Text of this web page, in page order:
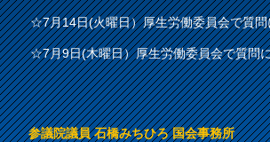
☆7月14日(火曜日）厚生労働委員会で質
☆7月9日(木曜日）厚生労働委員会で質問
参議院議員 石橋みちひろ 国会事務所